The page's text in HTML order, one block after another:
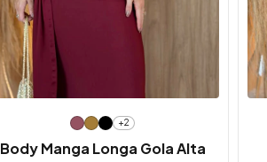
+2
Body Manga Longa Gola Alta